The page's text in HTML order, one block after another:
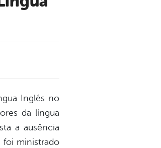
Inglês no
da língua
a ausência
foi ministrado